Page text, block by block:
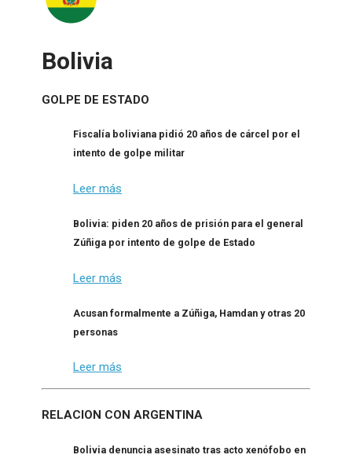
Bolivia
GOLPE DE ESTADO
Fiscalía boliviana pidió 20 años de cárcel por el
intento de golpe militar
Leer más
Bolivia: piden 20 años de prisión para el general
Zúñiga por intento de golpe de Estado
Leer más
Acusan formalmente a Zúñiga, Hamdan y otras 20
personas
Leer más
RELACION CON ARGENTINA
Bolivia denuncia asesinato tras acto xenófobo en